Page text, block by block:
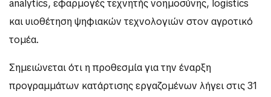
analytics, εφαρμογές τεχνητής νοημοσύνης, logistics
και υιοθέτηση ψηφιακών τεχνολογιών στον αγροτικό
τομέα.
Σημειώνεται ότι η προθεσμία για την έναρξη
προγραμμάτων κατάρτισης εργαζομένων λήγει στις 31